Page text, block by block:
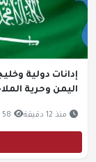
إدانات دولية
اليمن وحرية
منذ 12 دقيقة 58